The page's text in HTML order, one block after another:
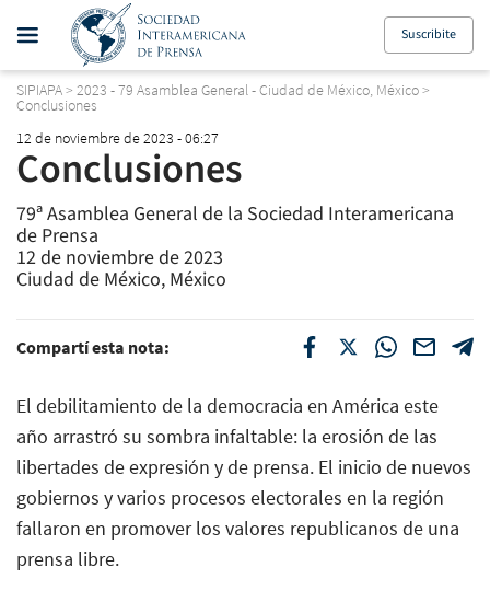
Suscribite
SIPIAPA> 2023 - 79 Asamblea General - Ciudad de México, México>
Conclusiones
12 de noviembre de 2023 - 06:27
Conclusiones
79ª Asamblea General de la Sociedad Interamericana
de Prensa
12 de noviembre de 2023
Ciudad de México, México
Compartí esta nota:
El debilitamiento de la democracia en América este
año arrastró su sombra infaltable: la erosión de las
libertades de expresión y de prensa. El inicio de nuevos
gobiernos y varios procesos electorales en la región
fallaron en promover los valores republicanos de una
prensa libre.